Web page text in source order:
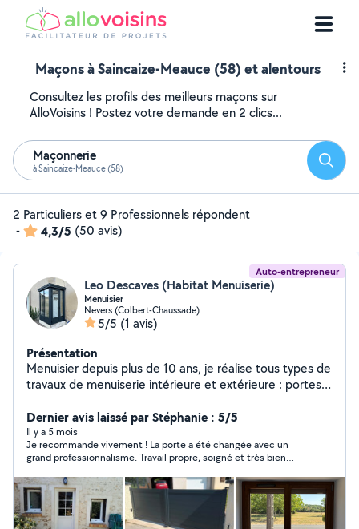
Maçons à Saincaize-Meauce (58) et alentours
Consultez les profils des meilleurs maçons sur
AlloVoisins ! Postez votre demande en 2 clics...
Maçonnerie
à Saincaize-Meauce (58)
2 Particuliers et 9 Professionnels répondent
-
4,3/5 (50 avis)
Auto-entrepreneur
Leo Descaves (Habitat Menuiserie)
Menuisier
Nevers (Colbert-Chaussade)
5/5 (1 avis)
Présentation
Menuisier depuis plus de 10 ans, je réalise tous types de
travaux de menuiserie intérieure et extérieure : portes,
aussi dans la rénovation globale intérieure : pose de sol,
isolation, aménagement, finitions soignées. Sérieux,
ponctuel et à l'écoute, je garantis un travail propre et
durable. N'hésitez pas à me contacter pour vos projets,
petits ou grands.
Dernier avis laissé par Stéphanie : 5/5
Il y a 5 mois
Je recommande vivement ! La porte a été changée avec un
grand professionnalisme. Travail propre, soigné et très bien
En plus d’être efficace, la personne est ponctuelle,
respectueuse et très agréable. C’est rassurant de tomber sur
quelqu’un d’aussi sérieux et compétent. Merci encore pour ce
superbe travail, je referai appel à vous sans hésiter !